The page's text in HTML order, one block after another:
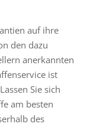
auf ihre
den dazu
anerkannten
ist
Sie sich
am besten
des